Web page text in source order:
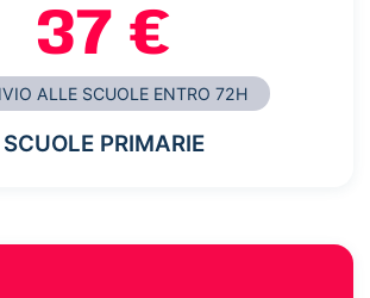
37 €
ALLE SCUOLE ENTRO 72H
SCUOLE PRIMARIE